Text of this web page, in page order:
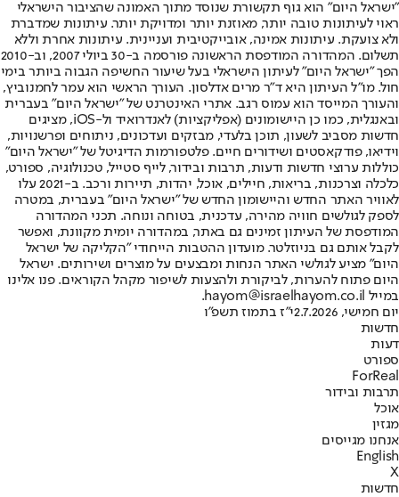
"ישראל היום" הוא גוף תקשורת שנוסד מתוך האמונה שהציבור הישראלי
ראוי לעיתונות טובה יותר, מאוזנת יותר ומדויקת יותר. עיתונות שמדברת
ולא צועקת. עיתונות אמינה, אובייקטיבית ועניינית. עיתונות אחרת וללא
תשלום. המהדורה המודפסת הראשונה פורסמה ב-30 ביולי 2007, וב-2010
הפך "ישראל היום" לעיתון הישראלי בעל שיעור החשיפה הגבוה ביותר בימי
חול. מו"ל העיתון היא ד"ר מרים אדלסון. העורך הראשי הוא עמר לחמנוביץ,
והעורך המייסד הוא עמוס רגב. אתרי האינטרנט של "ישראל היום" בעברית
ובאנגלית, כמו כן היישומונים (אפליקציות) לאנדרואיד ול-iOS, מציגים
חדשות מסביב לשעון, תוכן בלעדי, מבזקים ועדכונים, ניתוחים ופרשנויות,
וידיאו, פודקאסטים ושידורים חיים. פלטפורמות הדיגיטל של "ישראל היום"
כוללות ערוצי חדשות ודעות, תרבות ובידור, לייף סטייל, טכנולוגיה, ספורט,
כלכלה וצרכנות, בריאות, חיילים, אוכל, יהדות, תיירות ורכב. ב-2021 עלו
לאוויר האתר החדש והיישומון החדש של "ישראל היום" בעברית, במטרה
לספק לגולשים חוויה מהירה, עדכנית, בטוחה ונוחה. תכני המהדורה
המודפסת של העיתון זמינים גם באתר, במהדורה יומית מקוונת, ואפשר
לקבל אותם גם בניוזלטר. מועדון ההטבות הייחודי "הקליקה של ישראל
היום" מציע לגולשי האתר הנחות ומבצעים על מוצרים ושירותים. ישראל
היום פתוח להערות, לביקורת ולהצעות לשיפור מקהל הקוראים. פנו אלינו
במייל hayom@israelhayom.co.il.
יום חמישי, 2.7.2026
י"ז בתמוז תשפ"ו
חדשות
דעות
ספורט
ForReal
תרבות ובידור
אוכל
מגזין
אנחנו מגייסים
English
X
חדשות